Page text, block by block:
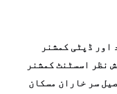
ڈپٹی کمشنر
نظر اسسٹنٹ کمشنر
سر خاران مسکان